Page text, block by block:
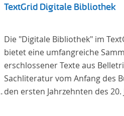
TextGrid Digitale Bibliothek
Die "Digitale Bibliothek" im
bietet eine umfangreiche
erschlossener Texte aus
Sachliteratur vom Anfang des
den ersten Jahrzehnten des